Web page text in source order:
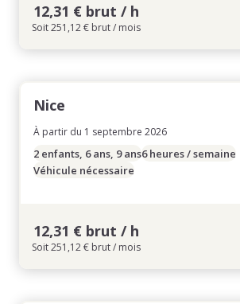
12,31 € brut / h
Soit 251,12 € brut / mois
Nice
À partir du 1 septembre 2026
2 enfants, 6 ans, 9 ans6 heures / semaine
Véhicule nécessaire
12,31 € brut / h
Soit 251,12 € brut / mois